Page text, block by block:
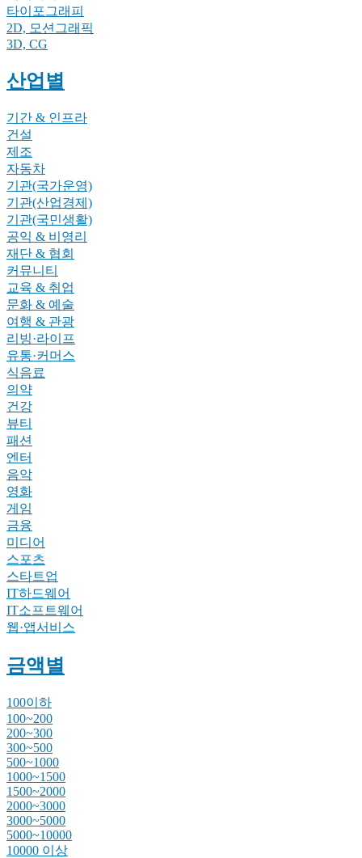
타이포그래피
2D, 모션그래픽
3D, CG
산업별
기간 & 인프라
건설
제조
자동차
기관(국가운영)
기관(산업경제)
기관(국민생활)
공익 & 비영리
재단 & 협회
커뮤니티
교육 & 취업
문화 & 예술
여행 & 관광
리빙·라이프
유통·커머스
식음료
의약
건강
뷰티
패션
엔터
음악
영화
게임
금융
미디어
스포츠
스타트업
IT하드웨어
IT소프트웨어
웹·앱서비스
금액별
100이하
100~200
200~300
300~500
500~1000
1000~1500
1500~2000
2000~3000
3000~5000
5000~10000
10000 이상